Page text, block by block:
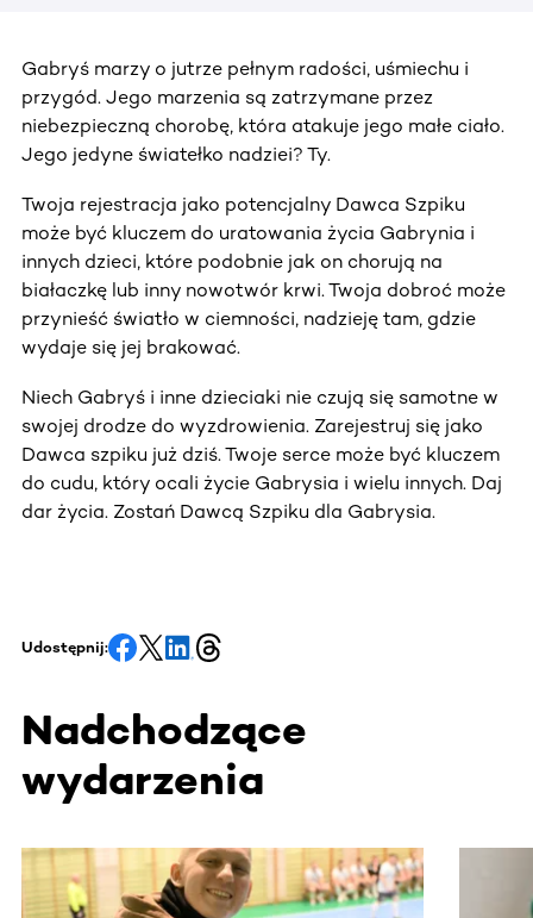
Gabryś marzy o jutrze pełnym radości, uśmiechu i
przygód. Jego marzenia są zatrzymane przez
niebezpieczną chorobę, która atakuje jego małe ciało.
Jego jedyne światełko nadziei? Ty.
Twoja rejestracja jako potencjalny Dawca Szpiku
może być kluczem do uratowania życia Gabrynia i
innych dzieci, które podobnie jak on chorują na
białaczkę lub inny nowotwór krwi. Twoja dobroć może
przynieść światło w ciemności, nadzieję tam, gdzie
wydaje się jej brakować.
Niech Gabryś i inne dzieciaki nie czują się samotne w
swojej drodze do wyzdrowienia. Zarejestruj się jako
Dawca szpiku już dziś. Twoje serce może być kluczem
do cudu, który ocali życie Gabrysia i wielu innych. Daj
dar życia. Zostań Dawcą Szpiku dla Gabrysia.
Udostępnij:
Nadchodzące
wydarzenia
Ta sekcja zawiera treści przewijane w poziomie. Użyj